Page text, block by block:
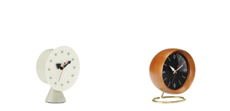
Outdoor-Leuchten
Akkuleuchten
... alle Leuchten